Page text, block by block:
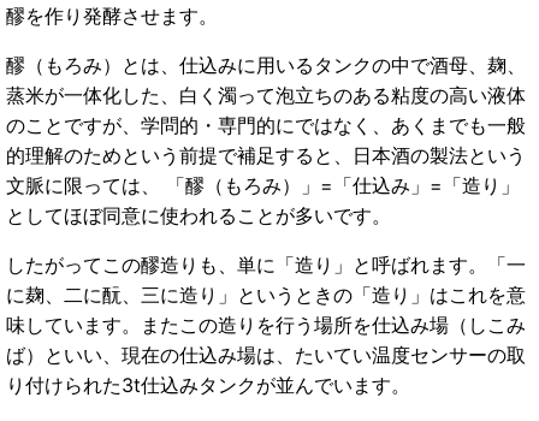
醪を作り発酵させます。
醪（もろみ）とは、仕込みに用いるタンクの中で酒母、麹、
蒸米が一体化した、白く濁って泡立ちのある粘度の高い液体
のことですが、学問的・専門的にではなく、あくまでも一般
的理解のためという前提で補足すると、日本酒の製法という
文脈に限っては、 「醪（もろみ）」=「仕込み」=「造り」
としてほぼ同意に使われることが多いです。
したがってこの醪造りも、単に「造り」と呼ばれます。「一
に麹、二に酛、三に造り」というときの「造り」はこれを意
味しています。またこの造りを行う場所を仕込み場（しこみ
ば）といい、現在の仕込み場は、たいてい温度センサーの取
り付けられた3t仕込みタンクが並んでいます。